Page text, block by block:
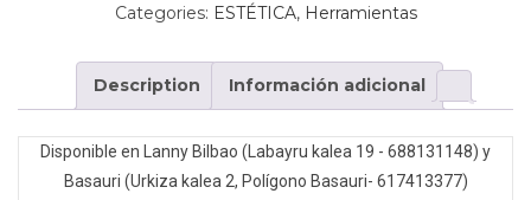
Categories: ESTÉTICA, Herramientas
Description Información adicional
Disponible en Lanny Bilbao (Labayru kalea 19 - 688131148) y
Basauri (Urkiza kalea 2, Polígono Basauri- 617413377)